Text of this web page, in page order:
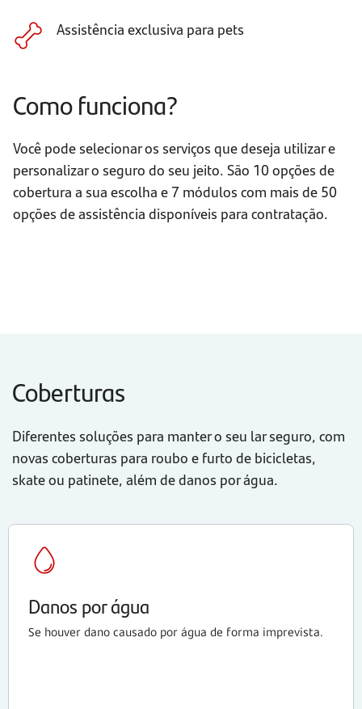
Assistência exclusiva para pets
Como funciona?
Você pode selecionar os serviços que deseja utilizar e
personalizar o seguro do seu jeito. São 10 opções de
cobertura a sua escolha e 7 módulos com mais de 50
opções de assistência disponíveis para contratação.
Coberturas
Diferentes soluções para manter o seu lar seguro, com
novas coberturas para roubo e furto de bicicletas,
skate ou patinete, além de danos por água.
Danos por água
Se houver dano causado por água de forma imprevista.